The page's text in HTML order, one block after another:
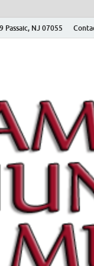
Passaic, NJ 07055